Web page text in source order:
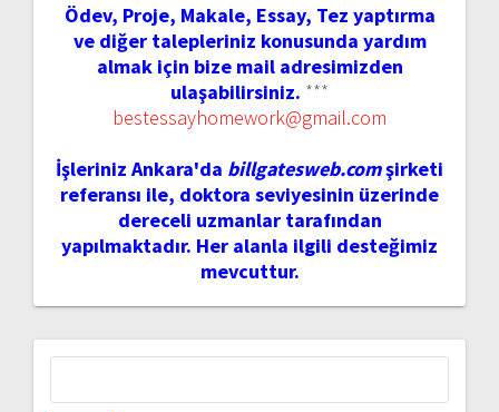
Ödev, Proje, Makale, Essay, Tez yaptırma
ve diğer talepleriniz konusunda yardım
almak için bize mail adresimizden
ulaşabilirsiniz. ***
bestessayhomework@gmail.com
İşleriniz Ankara'da billgatesweb.comşirketi
referansı ile, doktora seviyesinin üzerinde
dereceli uzmanlar tarafından
yapılmaktadır. Her alanla ilgili desteğimiz
mevcuttur.